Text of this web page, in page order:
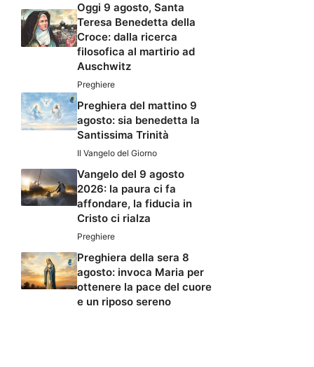
Oggi 9 agosto, Santa
Teresa Benedetta della
Croce: dalla ricerca
filosofica al martirio ad
Auschwitz
Preghiere
Preghiera del mattino 9
agosto: sia benedetta la
Santissima Trinità
Il Vangelo del Giorno
Vangelo del 9 agosto
2026: la paura ci fa
affondare, la fiducia in
Cristo ci rialza
Preghiere
Preghiera della sera 8
agosto: invoca Maria per
ottenere la pace del cuore
e un riposo sereno